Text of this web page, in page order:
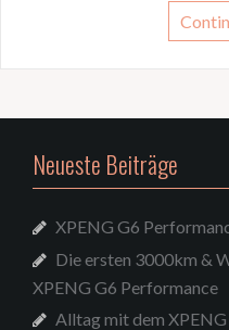
Neueste Beiträge
XPENG G6
Die ersten 3000km &
XPENG G6 Performance
Alltag mit dem